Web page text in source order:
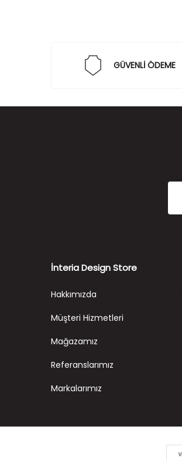
GÜVENLİ ÖDEME
İnteria Design Store
Hakkımızda
Müşteri Hizmetleri
Mağazamız
Referanslarımız
Markalarımız